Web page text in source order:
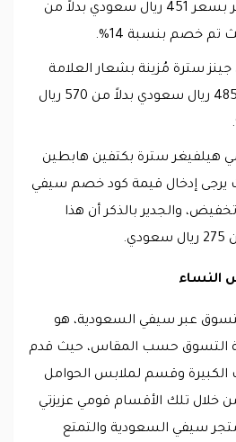
ساوذرن/ فضي/ أخضر بسعر 451 ريال سعودي بدلاً من
سترة مُزينة بشعار العلامة
التجارية رمادي فقط 485 ريال سعودي بدلاً من 570 ريال
هيلفيغر سترة بكتفين هابطين
يرجى إدخال قيمة كود خصم سيفي
والجدير بالذكر أن هذا
النساء
عبر سيفي السعودية، هو
التسوق حسب المقاس، حيث قدم
وقسم لملابس الحوامل
خلال تلك الأقسام قومي عزيزتي
سيفي السعودية والتمتع